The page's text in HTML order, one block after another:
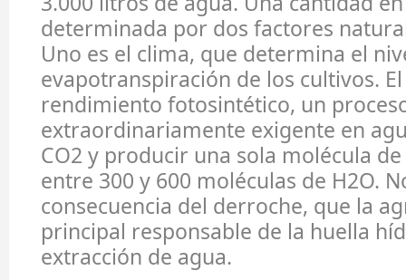
determinada por dos factores
Uno es el clima, que determina el
evapotranspiración de los cultivos.
rendimiento fotosintético, un
extraordinariamente exigente en
CO2 y producir una sola molécula
entre 300 y 600 moléculas de H2O.
consecuencia del derroche, que la
principal responsable de la huella
extracción de agua.